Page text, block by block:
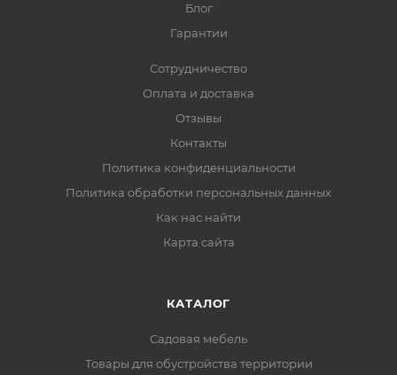
Блог
Гарантии
Сотрудничество
Оплата и доставка
Отзывы
Контакты
Политика конфиденциальности
Политика обработки персональных данных
Как нас найти
Карта сайта
КАТАЛОГ
Садовая мебель
Товары для обустройства территории